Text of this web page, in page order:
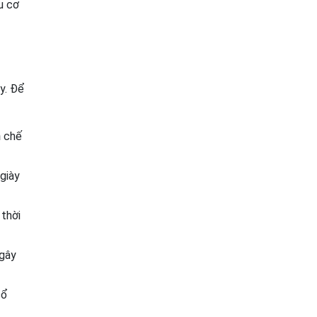
cơ
Để
chế
thời